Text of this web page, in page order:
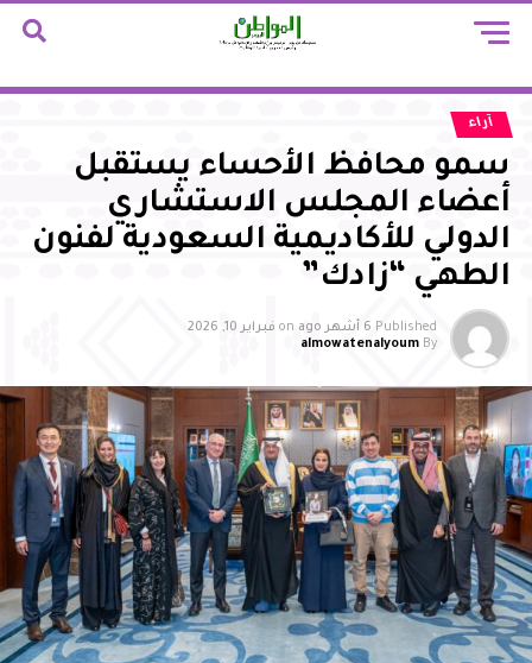
آراء
سمو محافظ الأحساء يستقبل
أعضاء المجلس الاستشاري
الدولي للأكاديمية السعودية لفنون
الطهي “زادك”
Published 6 أشهر ago on فبراير 10, 2026
By
almowatenalyoum